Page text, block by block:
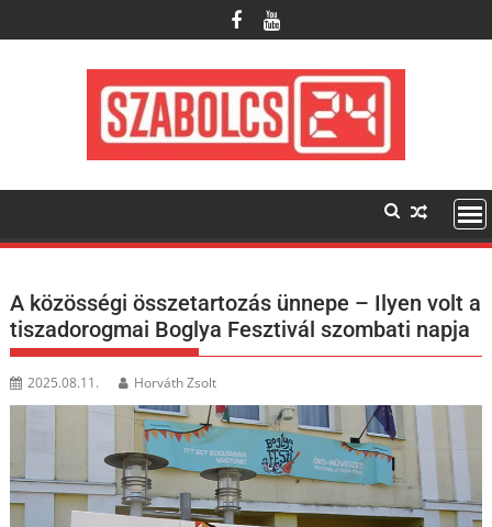
to
A közösségi összetartozás ünnepe – Ilyen volt a
tiszadorogmai Boglya Fesztivál szombati napja
2025.08.11. Horváth Zsolt